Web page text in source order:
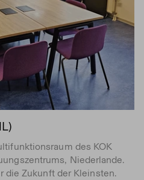
des KOK
Niederlande.
die Zukunft der Kleinsten.